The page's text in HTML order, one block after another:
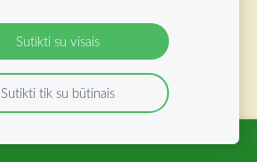
Sutikti su visais
Sutikti tik su būtinais